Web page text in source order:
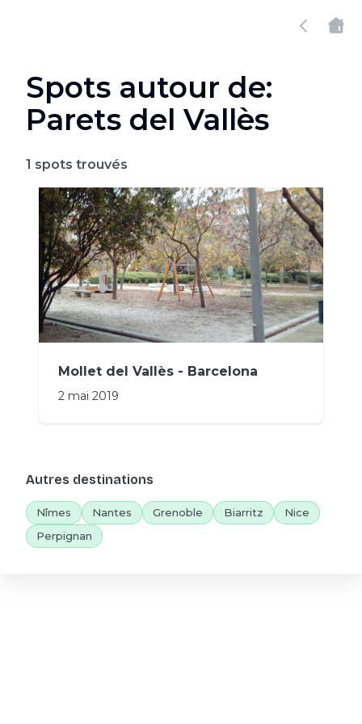
Spots autour de:
Parets del Vallès
1 spots trouvés
Mollet del Vallès - Barcelona
2 mai 2019
Autres destinations
Nîmes Nantes Grenoble Biarritz
Nice
Perpignan